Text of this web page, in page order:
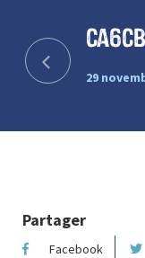
29
Partager
Facebook